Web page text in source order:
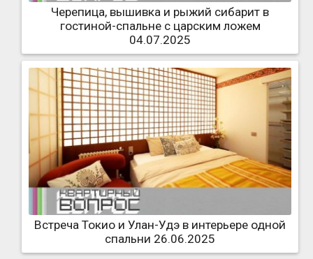
Черепица, вышивка и рыжий сибарит в
гостиной-спальне с царским ложем
04.07.2025
Встреча Токио и Улан-Удэ в интерьере одной
спальни 26.06.2025